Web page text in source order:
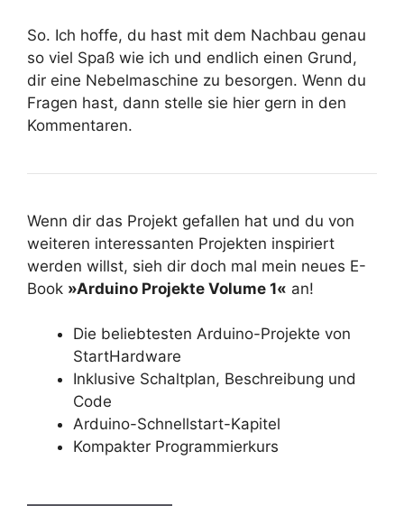
So. Ich hoffe, du hast mit dem Nachbau genau
so viel Spaß wie ich und endlich einen Grund,
dir eine Nebelmaschine zu besorgen. Wenn du
Fragen hast, dann stelle sie hier gern in den
Kommentaren.
Wenn dir das Projekt gefallen hat und du von
weiteren interessanten Projekten inspiriert
werden willst, sieh dir doch mal mein neues E-
Book »Arduino Projekte Volume 1« an!
Die beliebtesten Arduino-Projekte von
StartHardware
Inklusive Schaltplan, Beschreibung und
Code
Arduino-Schnellstart-Kapitel
Kompakter Programmierkurs